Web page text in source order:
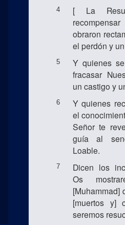
4
[ La
obraron
el perdón y
5
Y quienes
fracasar
un castigo y
6
Y quienes
el
Señor te
guía al
Loable.
7
Dicen los
Os
[Muhammad]
[muertos y]
seremos